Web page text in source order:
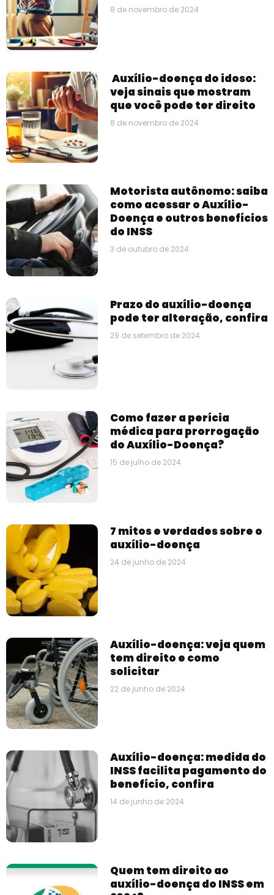
8 de novembro de 2024
Auxílio-doença do idoso:
veja sinais que mostram
que você pode ter direito
8 de novembro de 2024
Motorista autônomo: saiba
como acessar o Auxílio-
Doença e outros benefícios
do INSS
3 de outubro de 2024
Prazo do auxílio-doença
pode ter alteração, confira
29 de setembro de 2024
Como fazer a perícia
médica para prorrogação
do Auxílio-Doença?
15 de julho de 2024
7 mitos e verdades sobre o
auxílio-doença
24 de junho de 2024
Auxílio-doença: veja quem
tem direito e como
solicitar
22 de junho de 2024
Auxílio-doença: medida do
INSS facilita pagamento do
benefício, confira
14 de junho de 2024
Quem tem direito ao
auxílio-doença do INSS em